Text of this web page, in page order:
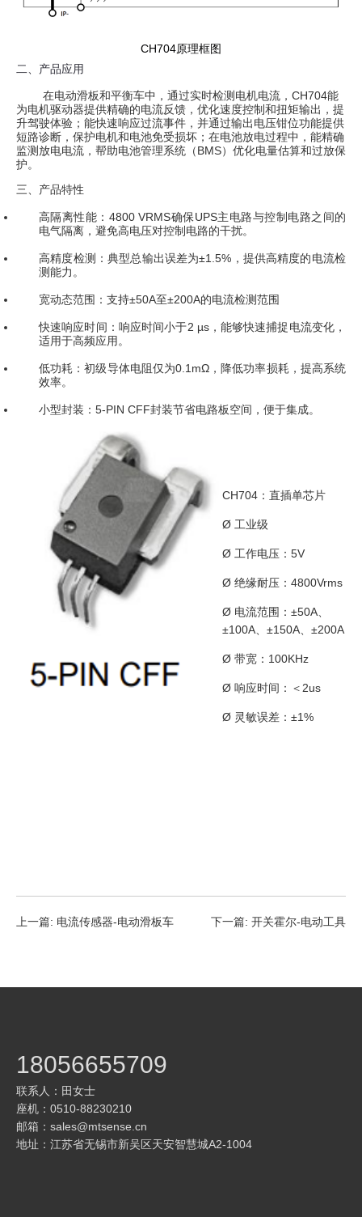
CH704原理框图
二、产品应用
在电动滑板和平衡车中，通过实时检测电机电流，CH704能
为电机驱动器提供精确的电流反馈，优化速度控制和扭矩输出，提
升驾驶体验；能快速响应过流事件，并通过输出电压钳位功能提供
短路诊断，保护电机和电池免受损坏；在电池放电过程中，能精确
监测放电电流，帮助电池管理系统（BMS）优化电量估算和过放保
护。
三、产品特性
高隔离性能：4800 VRMS确保UPS主电路与控制电路之间的
电气隔离，避免高电压对控制电路的干扰。
高精度检测：典型总输出误差为±1.5%，提供高精度的电流检
测能力。
宽动态范围：支持±50A至±200A的电流检测范围
快速响应时间：响应时间小于2 µs，能够快速捕捉电流变化，
适用于高频应用。
低功耗：初级导体电阻仅为0.1mΩ，降低功率损耗，提高系统
效率。
小型封装：5-PIN CFF封装节省电路板空间，便于集成。
CH704 ：直插单芯片
Ø 工业级
Ø 工作电压：5V
Ø 绝缘耐压：4800Vrms
Ø 电流范围：±50A、
±100A、±150A、±200A
Ø 带宽：100KHz
Ø 响应时间：＜2us
Ø 灵敏误差：±1%
上一篇: 电流传感器-电动滑板车 下一篇: 开关霍尔-电动工具
18056655709
联系人：田女士
座机：0510-88230210
邮箱： sales@mtsense.cn
地址：江苏省无锡市新吴区天安智慧城A2-1004